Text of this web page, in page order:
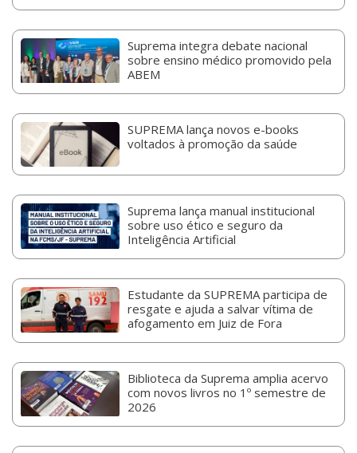
Suprema integra debate nacional
sobre ensino médico promovido pela
ABEM
SUPREMA lança novos e-books
voltados à promoção da saúde
Suprema lança manual institucional
sobre uso ético e seguro da
Inteligência Artificial
Estudante da SUPREMA participa de
resgate e ajuda a salvar vítima de
afogamento em Juiz de Fora
Biblioteca da Suprema amplia acervo
com novos livros no 1º semestre de
2026